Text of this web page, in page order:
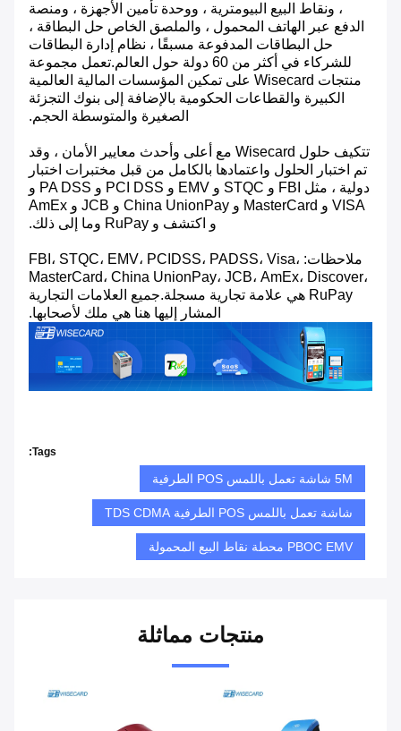
، ونقاط البيع البيومترية ، ووحدة تأمين الأجهزة ، ومنصة
الدفع عبر الهاتف المحمول ، والملصق الخاص حل البطاقة ،
حل البطاقات المدفوعة مسبقًا ، نظام إدارة البطاقات
للشركاء في أكثر من 60 دولة حول العالم.تعمل مجموعة
منتجات Wisecard على تمكين المؤسسات المالية العالمية
الكبيرة والقطاعات الحكومية بالإضافة إلى بنوك التجزئة
الصغيرة والمتوسطة الحجم.
تتكيف حلول Wisecard مع أعلى وأحدث معايير الأمان ، وقد
تم اختبار الحلول واعتمادها بالكامل من قبل مختبرات اختبار
دولية ، مثل FBI و STQC و EMV و PCI DSS و PA DSS و
VISA و MasterCard و China UnionPay و JCB و AmEx
و اكتشف و RuPay وما إلى ذلك.
ملاحظات: FBI، STQC، EMV، PCIDSS، PADSS، Visa،
MasterCard، China UnionPay، JCB، AmEx، Discover،
RuPay هي علامة تجارية مسجلة.جميع العلامات التجارية
المشار إليها هنا هي ملك لأصحابها.
Tags:
5M شاشة تعمل باللمس POS الطرفية
شاشة تعمل باللمس POS الطرفية TDS CDMA
PBOC EMV محطة نقاط البيع المحمولة
منتجات مماثلة